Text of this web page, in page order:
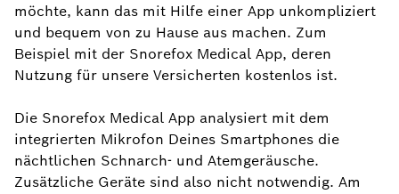
möchte, kann das mit Hilfe einer App unkompliziert
und bequem von zu Hause aus machen. Zum
Beispiel mit der Snorefox Medical App, deren
Nutzung für unsere Versicherten kostenlos ist.
Die Snorefox Medical App analysiert mit dem
integrierten Mikrofon Deines Smartphones die
nächtlichen Schnarch- und Atemgeräusche.
Zusätzliche Geräte sind also nicht notwendig. Am